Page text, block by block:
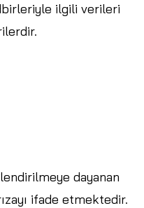
ilgili verileri
dayanan
ifade etmektedir.